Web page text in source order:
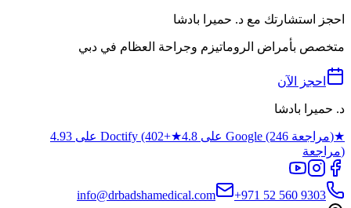
احجز استشارتك مع د. حميرا بادشا
متخصص بأمراض الروماتيزم وجراحة العظام في دبي
احجز الآن
د. حميرا بادشا
★4.8 على Google (246 مراجعة) ★
4.93 على Doctify (402+
مراجعة)
+971 52 560 9303
info@drbadshamedical.com